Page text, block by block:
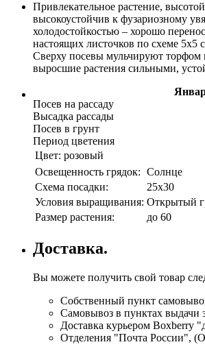
Привлекательное растение,
высокоустойчив к фузариозному
холодостойкостью – хорошо
настоящих листочков по схеме
Сверху посевы мульчируют торфом
выросшие растения сильными,
Посев на рассаду
Высадка рассады
Посев в грунт
Период цветения
Цвет: розовый
Освещенность грядок: Солнце
Схема посадки:
25х30
Условия выращивания: Открытый
Размер растения:
до 60
Доставка.
Вы можете получить свой товар
Собственный пункт
Самовывоз в пунктах выдачи
Доставка курьером Boxberry
Отделения "Почта России",